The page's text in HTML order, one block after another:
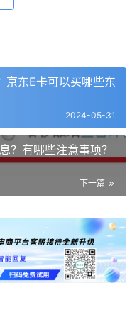
京东E卡可以买哪些东
2024-05-31
？有哪些注意事项？
下一篇